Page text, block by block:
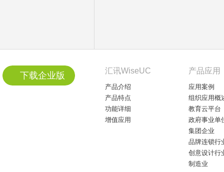
下载企业版 汇讯WiseUC
产品介绍
产品特点
功能详细
增值应用
产品应用
应用案例
组织应用概
教育云平台
政府事业单
集团企业
品牌连锁行
创意设计行
制造业